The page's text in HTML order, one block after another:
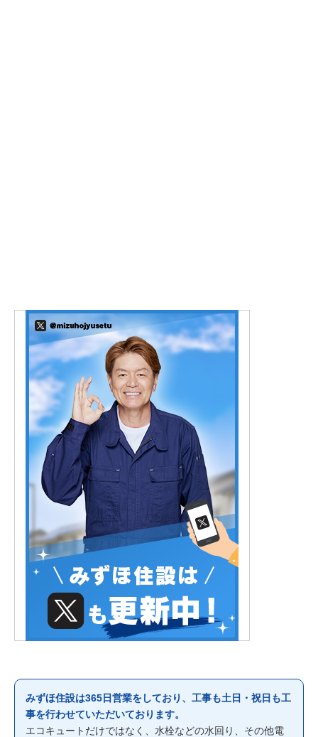
みずほ住設は365日営業をしており、工事も土日・祝日も工
事を行わせていただいております。
エコキュートだけではなく、水栓などの水回り、その他電